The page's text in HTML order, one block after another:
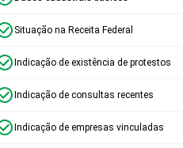
Situação na Receita Federal
Indicação de existência de protestos
Indicação de consultas recentes
Indicação de empresas vinculadas